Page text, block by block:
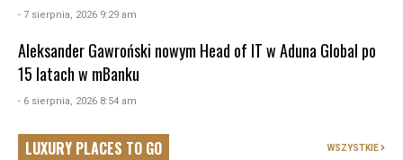
- 7 sierpnia, 2026 9:29 am
Aleksander Gawroński nowym Head of IT w Aduna Global po
15 latach w mBanku
- 6 sierpnia, 2026 8:54 am
LUXURY PLACES TO GO WSZYSTKIE